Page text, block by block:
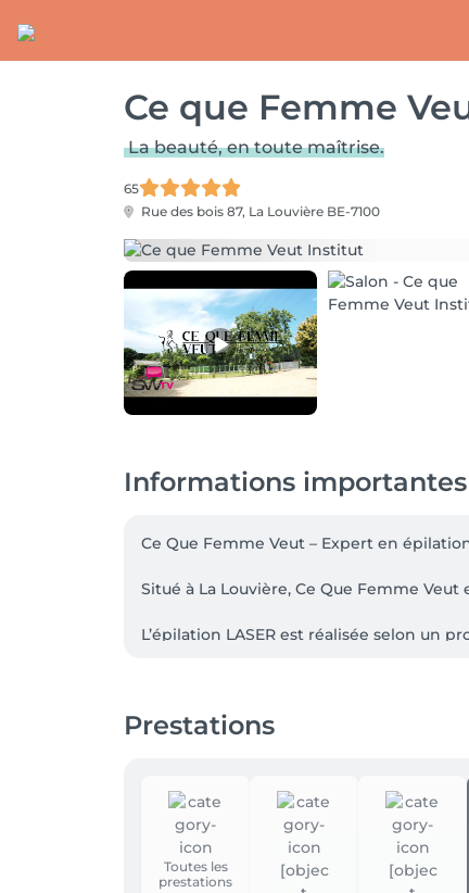
Ce que Femme
La beauté, en toute maîtrise.
65
Rue des bois 87, La Louvière BE-7100
Informations importantes
Ce Que Femme Veut – Expert en
Situé à La Louvière, Ce Que Femme
L’épilation LASER est réalisée selon un
peau et le remodelage corporel.
Ce Que Femme Veut propose aussi
et de mise en valeur durable.
Chaque accompagnement débute par
chaque cliente.
Prestations
Toutes les
prestations